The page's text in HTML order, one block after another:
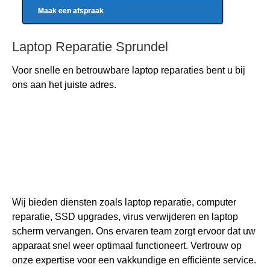
Maak een afspraak
Laptop Reparatie Sprundel
Voor snelle en betrouwbare laptop reparaties bent u bij
ons aan het juiste adres.
Wij bieden diensten zoals laptop reparatie, computer
reparatie, SSD upgrades, virus verwijderen en laptop
scherm vervangen. Ons ervaren team zorgt ervoor dat uw
apparaat snel weer optimaal functioneert. Vertrouw op
onze expertise voor een vakkundige en efficiënte service.